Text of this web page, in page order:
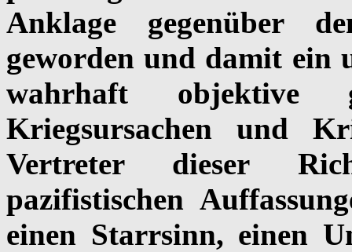
Anklage gegenüber
geworden und damit ein
wahrhaft objektive
Kriegsursachen und
Vertreter dieser
pazifistischen
einen Starrsinn, einen